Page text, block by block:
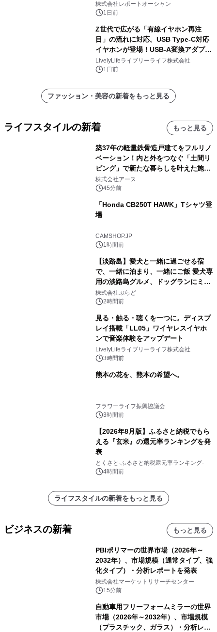
株式会社レポートオーシャン
1日前
Z世代で広がる「有線イヤホン再注
目」の流れに対応。USB Type-C対応
イヤホンが登場！USB-A変換アダプタ
ー付きでスマホからパソコンまで幅広
く活用可能
LivelyLifeライブリーライフ株式会社
1日前
ファッション・美容の新着をもっと見る
ライフスタイルの新着 もっと見る
築37年の軽量鉄骨造戸建てをフルリノ
ベーション！内と外をつなぐ「土間リ
ビング」で新たな暮らしを叶えた施工
事例を株式会社アースが公開
株式会社アース
45分前
「Honda CB250T HAWK」Tシャツ登
場
CAMSHOP.JP
1時間前
【淡路島】愛犬と一緒に過ごせる宿
で、一緒に泊まり、一緒にご飯 愛犬専
用の淡路島グルメ、ドッグランにミニ
プール グランピングとトレーラーハウ
スの2施設で
株式会社ぷらど
2時間前
見る・触る・聴くを一つに。ディスプ
レイ搭載「LL05」ワイヤレスイヤホ
ンで音楽体験をアップデート
LivelyLifeライブリーライフ株式会社
3時間前
熊本の花を、熊本の希望へ。
フラワーライフ振興協議会
3時間前
【2026年8月版】ふるさと納税でもら
える『玄米』の還元率ランキングを発
表
とくさと-ふるさと納税還元率ランキング-
4時間前
ライフスタイルの新着をもっと見る
ビジネスの新着 もっと見る
PBIポリマーの世界市場（2026年～
2032年）、市場規模（通常タイプ、強
化タイプ）・分析レポートを発表
株式会社マーケットリサーチセンター
15分前
自動車用フリーフォームミラーの世界
市場（2026年～2032年）、市場規模
（プラスチック、ガラス）・分析レポ